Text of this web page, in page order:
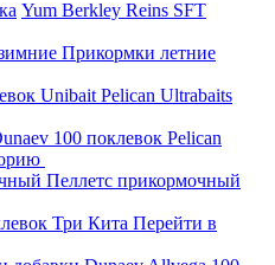
Yum Berkley Reins SFT
Прикормки летние
Unibait Pelican Ultrabaits
100 поклевок Pelican
Пеллетс прикормочный
Три Кита Перейти в